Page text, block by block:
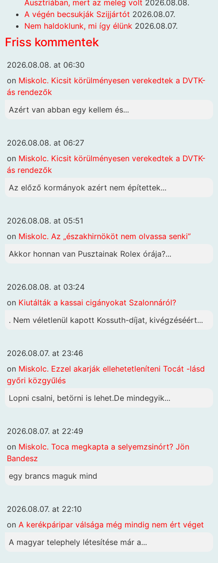
Ausztriában, mert az meleg volt 2026.08.08.
A végén becsukják Szijjártót 2026.08.07.
Nem haldoklunk, mi így élünk 2026.08.07.
Friss kommentek
2026.08.08. at 06:30
on Miskolc. Kicsit körülményesen verekedtek a DVTK-
ás rendezők
Azért van abban egy kellem és...
2026.08.08. at 06:27
on Miskolc. Kicsit körülményesen verekedtek a DVTK-
ás rendezők
Az előző kormányok azért nem építettek...
2026.08.08. at 05:51
on Miskolc. Az „északhirnököt nem olvassa senki”
Akkor honnan van Pusztainak Rolex órája?...
2026.08.08. at 03:24
on Kiutálták a kassai cigányokat Szalonnáról?
. Nem véletlenül kapott Kossuth-díjat, kivégzéséért...
2026.08.07. at 23:46
on Miskolc. Ezzel akarják ellehetetleníteni Tocát -lásd
győri közgyűlés
Lopni csalni, betörni is lehet.De mindegyik...
2026.08.07. at 22:49
on Miskolc. Toca megkapta a selyemzsinórt? Jön
Bandesz
egy brancs maguk mind
2026.08.07. at 22:10
on A kerékpáripar válsága még mindig nem ért véget
A magyar telephely létesítése már a...